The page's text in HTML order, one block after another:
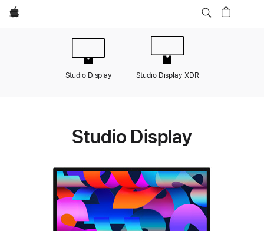
Apple
Studio Dis­play Studio Dis­play XDR
DisplaysStudio Display